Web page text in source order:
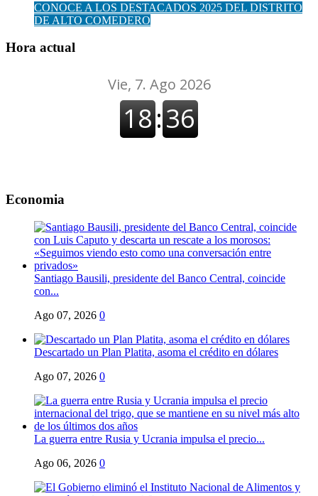
CONOCE A LOS DESTACADOS 2025 DEL DISTRITO
DE ALTO COMEDERO
Hora actual
Economia
Santiago Bausili, presidente del Banco Central, coincide
con...
Ago 07, 2026 0
Descartado un Plan Platita, asoma el crédito en dólares
Ago 07, 2026 0
La guerra entre Rusia y Ucrania impulsa el precio...
Ago 06, 2026 0